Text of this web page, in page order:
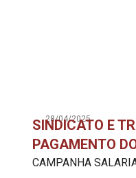
28/04/2025
SINDICATO E
PAGAMENTO
CAMPANHA